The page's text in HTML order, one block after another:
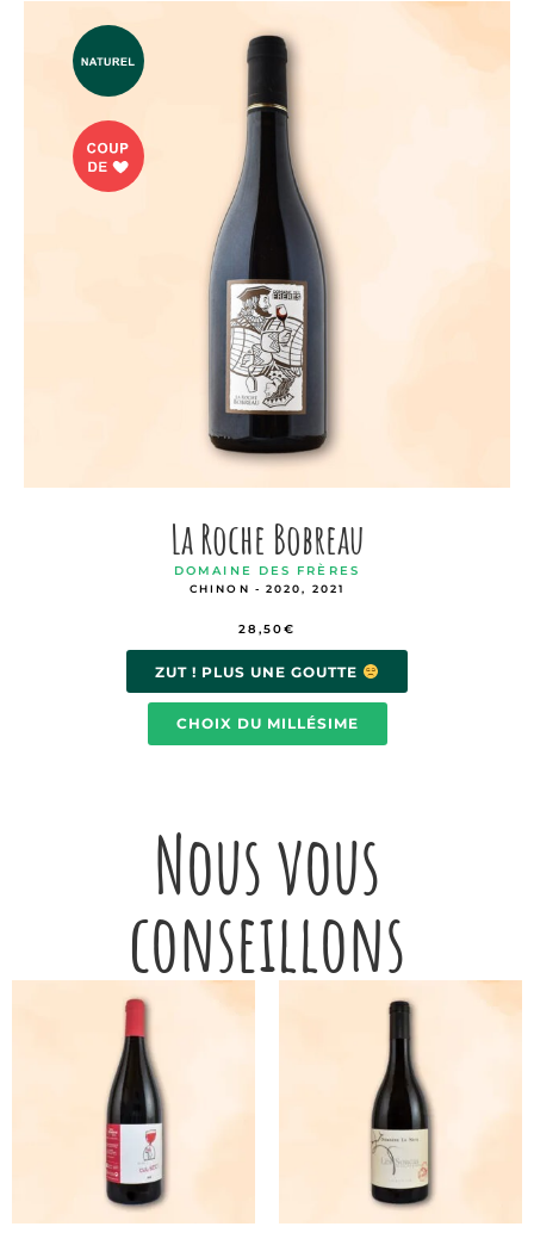
La Roche Bobreau
DOMAINE DES FRÈRES
CHINON - 2020, 2021
28,50€
ZUT ! PLUS UNE GOUTTE
CHOIX DU MILLÉSIME
Nous vous
conseillons